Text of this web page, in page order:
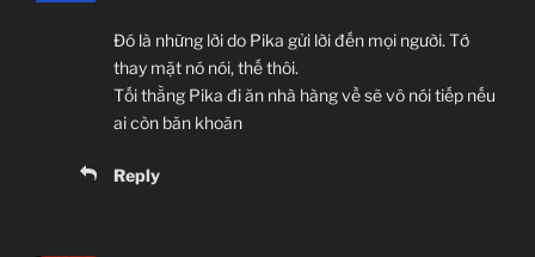
Đó là những lời do Pika gửi lời đến mọi người. Tớ
thay mặt nó nói, thế thôi.
Tối thằng Pika đi ăn nhà hàng về sẽ vô nói tiếp nếu
ai còn băn khoăn
Reply